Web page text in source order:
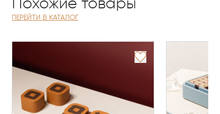
Похожие товары
ПЕРЕЙТИ В КАТАЛОГ